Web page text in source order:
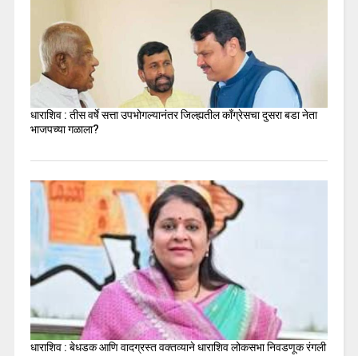
धाराशिव : तीस वर्षे सत्ता उपभोगल्यानंतर जिल्ह्यतील कॉंग्रेसचा दुसरा बडा नेता
भाजपच्या गळाला?
धाराशिव : बेधडक आणि वादग्रस्त वक्तव्याने धाराशिव लोकसभा निवडणूक रंगली